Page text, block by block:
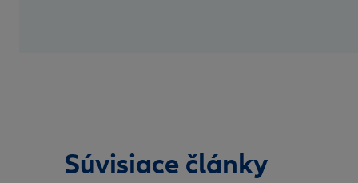
Súvisiace články